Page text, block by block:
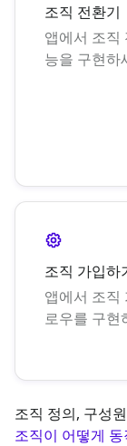
조직 전환기
앱에서 조직
능을 구현하
조직 가입하
앱에서 조직
로우를 구현
조직 정의, 구성
조직이 어떻게